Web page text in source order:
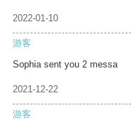
2022-01-10
游客
Sophia sent you 2 messa
2021-12-22
游客